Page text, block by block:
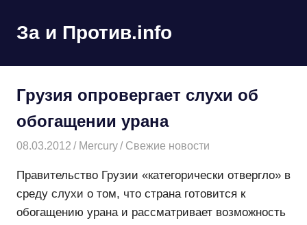
перейти
За и Против.info
мира
Грузия опровергает слухи об
обогащении урана
08.03.2012 Mercury Свежие новости
Правительство Грузии «категорически отвергло» в
среду слухи о том, что страна готовится к
обогащению урана и рассматривает возможность